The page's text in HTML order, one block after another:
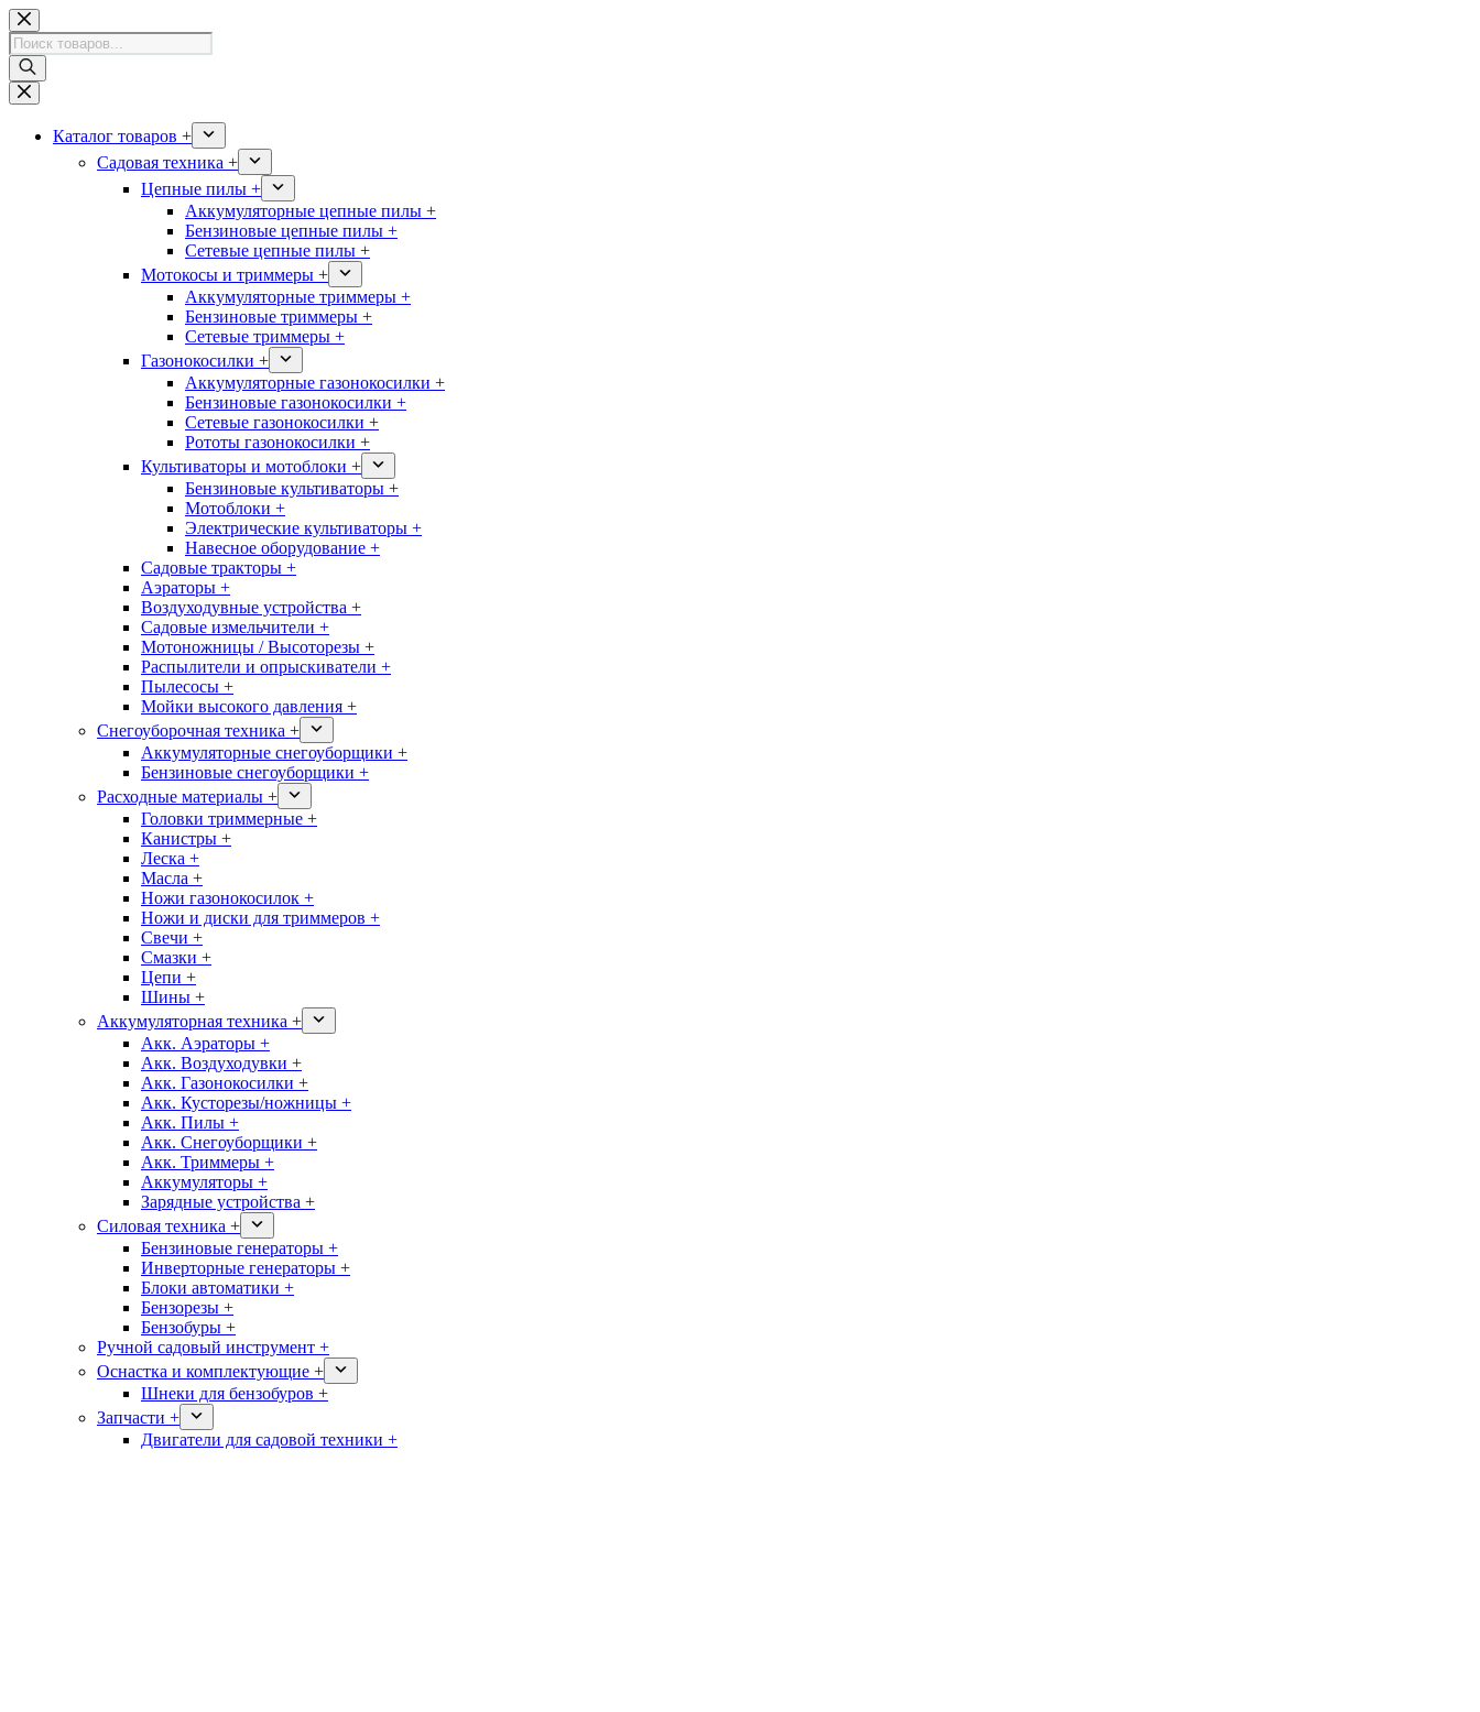
Перейти
к
сути
Поиск
товаров
Каталог товаров +
Садовая техника +
Цепные пилы +
Аккумуляторные цепные пилы +
Бензиновые цепные пилы +
Сетевые цепные пилы +
Мотокосы и триммеры +
Аккумуляторные триммеры +
Бензиновые триммеры +
Сетевые триммеры +
Газонокосилки +
Аккумуляторные газонокосилки +
Бензиновые газонокосилки +
Сетевые газонокосилки +
Рототы газонокосилки +
Культиваторы и мотоблоки +
Бензиновые культиваторы +
Мотоблоки +
Электрические культиваторы +
Навесное оборудование +
Садовые тракторы +
Аэраторы +
Воздуходувные устройства +
Садовые измельчители +
Мотоножницы / Высоторезы +
Распылители и опрыскиватели +
Пылесосы +
Мойки высокого давления +
Снегоуборочная техника +
Аккумуляторные снегоуборщики +
Бензиновые снегоуборщики +
Расходные материалы +
Головки триммерные +
Канистры +
Леска +
Масла +
Ножи газонокосилок +
Ножи и диски для триммеров +
Свечи +
Смазки +
Цепи +
Шины +
Аккумуляторная техника +
Акк. Аэраторы +
Акк. Воздуходувки +
Акк. Газонокосилки +
Акк. Кусторезы/ножницы +
Акк. Пилы +
Акк. Снегоуборщики +
Акк. Триммеры +
Аккумуляторы +
Зарядные устройства +
Силовая техника +
Бензиновые генераторы +
Инверторные генераторы +
Блоки автоматики +
Бензорезы +
Бензобуры +
Ручной садовый инструмент +
Оснастка и комплектующие +
Шнеки для бензобуров +
Запчасти +
Двигатели для садовой техники +